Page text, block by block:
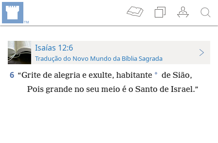
Isaías 12:6
Tradução do Novo Mundo da Bíblia Sagrada
6 “Grite de alegria e exulte, habitante * de Sião,
Pois grande no seu meio é o Santo de Israel.”